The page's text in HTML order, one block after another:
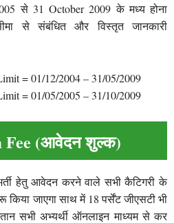
से 31 October 2009 के मध्य होना
से संबंधित और विस्तृत जानकारी
= 01/12/2004 – 31/05/2009
= 01/05/2005 – 31/10/2009
(आवेदन शुल्क)
हेतु आवेदन करने वाले सभी कैटिगरी के
जाएगा साथ में 18 पर्सेंट जीएसटी भी
सभी अभ्यर्थी ऑनलाइन माध्यम से कर